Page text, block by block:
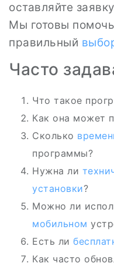
оставляйте
Мы готовы
правильный
Часто
Что такое
Как она может
Сколько
программы?
Нужна ли
установки?
Можно ли
мобильном
Есть ли
Как часто